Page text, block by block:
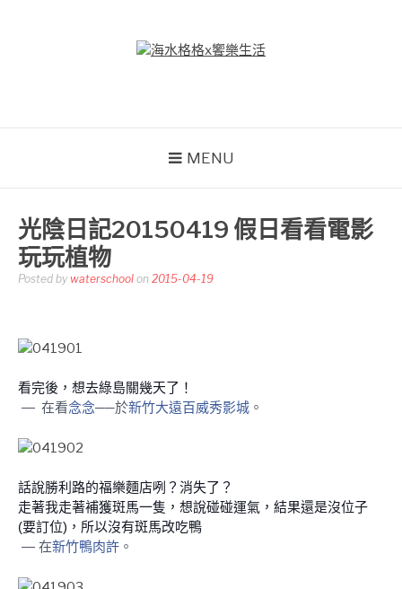
MENU
光陰日記20150419 假日看看電影
玩玩植物
Posted by waterschool on 2015-04-19
看完後，想去綠島關幾天了！
— 在看念念──於新竹大遠百威秀影城 。
話說勝利路的福樂麵店咧？消失了？
走著我走著補獲斑馬一隻，想說碰碰運氣，結果還是沒位子
(要訂位)，所以沒有斑馬改吃鴨
— 在新竹鴨肉許 。